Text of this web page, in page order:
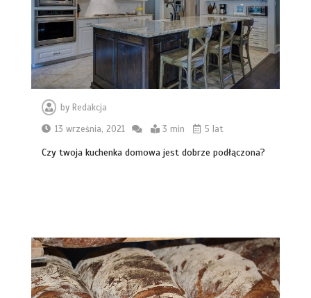
by Redakcja
13 września, 2021
3 min 5 lat
Czy twoja kuchenka domowa jest dobrze podłączona?